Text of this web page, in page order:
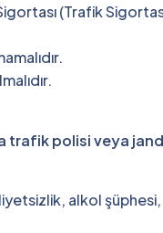
(Trafik
polisi veya
alkol